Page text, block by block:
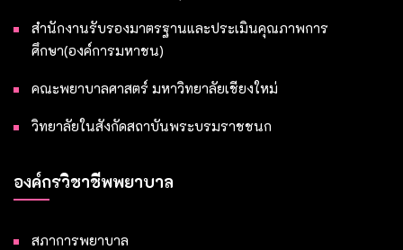
สำนักงานรับรองมาตรฐานและประเมินคุณภาพการ
ศึกษา(องค์การมหาชน)
คณะพยาบาลศาสตร์ มหาวิทยาลัยเชียงใหม่
วิทยาลัยในสังกัดสถาบันพระบรมราชชนก
องค์กรวิชาชีพพยาบาล
สภาการพยาบาล